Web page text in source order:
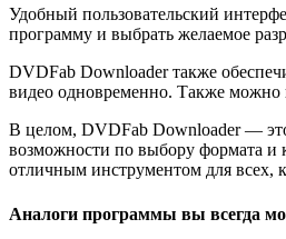
Удобный пользовательский
программу и выбрать желаемое
DVDFab Downloader также
видео одновременно. Также можно
В целом, DVDFab Downloader —
возможности по выбору формата и
отличным инструментом для всех,
Аналоги программы вы всегда